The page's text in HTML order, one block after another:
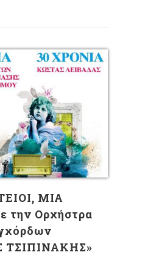
ΜΙΑ
την Ορχήστρα
ΤΣΙΠΙΝΑΚΗΣ»